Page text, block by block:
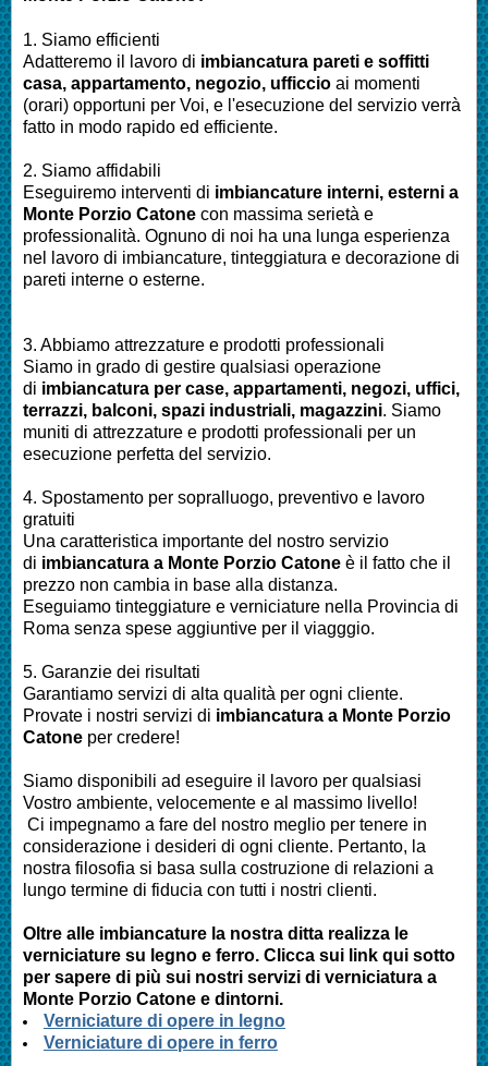
1. Siamo efficienti
Adatteremo il lavoro di imbiancatura pareti e soffitti
casa, appartamento, negozio, ufficcio ai momenti
(orari) opportuni per Voi, e l'esecuzione del servizio verrà
fatto in modo rapido ed efficiente.
2. Siamo affidabili
Eseguiremo interventi di imbiancature interni, esterni a
Monte Porzio Catone con massima serietà e
professionalità. Ognuno di noi ha una lunga esperienza
nel lavoro di imbiancature, tinteggiatura e decorazione di
pareti interne o esterne.
3. Abbiamo attrezzature e prodotti professionali
Siamo in grado di gestire qualsiasi operazione
di imbiancatura per case, appartamenti, negozi, uffici,
terrazzi, balconi, spazi industriali, magazzini. Siamo
muniti di attrezzature e prodotti professionali per un
esecuzione perfetta del servizio.
4. Spostamento per sopralluogo, preventivo e lavoro
gratuiti
Una caratteristica importante del nostro servizio
di imbiancatura a Monte Porzio Catone è il fatto che il
prezzo non cambia in base alla distanza.
Eseguiamo tinteggiature e verniciature nella Provincia di
Roma senza spese aggiuntive per il viagggio.
5. Garanzie dei risultati
Garantiamo servizi di alta qualità per ogni cliente.
Provate i nostri servizi di imbiancatura a Monte Porzio
Catone per credere!
Siamo disponibili ad eseguire il lavoro per qualsiasi
Vostro ambiente, velocemente e al massimo livello!
Ci impegnamo a fare del nostro meglio per tenere in
considerazione i desideri di ogni cliente. Pertanto, la
nostra filosofia si basa sulla costruzione di relazioni a
lungo termine di fiducia con tutti i nostri clienti.
Oltre alle imbiancature la nostra ditta realizza le
verniciature su legno e ferro. Clicca sui link qui sotto
per sapere di più sui nostri servizi di verniciatura a
Monte Porzio Catone e dintorni.
Verniciature di opere in legno
Verniciature di opere in ferro